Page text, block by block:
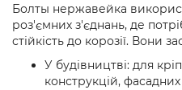
Болты нержавейка
роз'ємних з'єднань, де
стійкість до корозії. Вони
У будівництві: для
конструкцій,